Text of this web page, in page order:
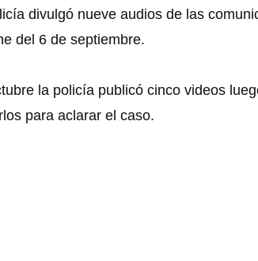
divulgó nueve audios de las
del 6 de septiembre.
la policía publicó cinco videos
para aclarar el caso.